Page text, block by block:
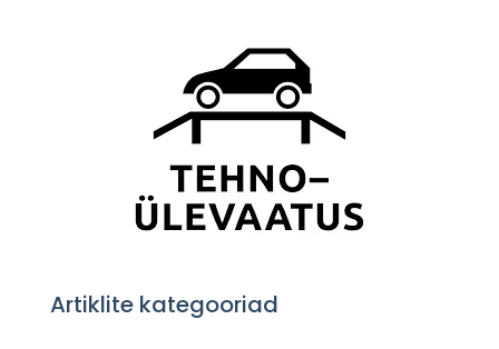
Artiklite kategooriad